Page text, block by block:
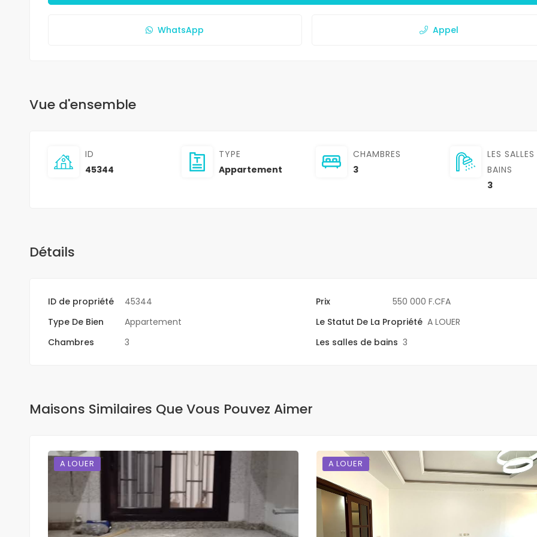
WhatsApp Appel
Vue d'ensemble
ID
45344
TYPE
Appartement
CHAMBRES
3
LES
BAINS
3
Détails
ID de propriété 45344 Prix
550 000 F.CFA
Type De Bien
Appartement Le Statut De La Propriété A LOUER
Chambres
3 Les salles de bains 3
Maisons Similaires Que Vous Pouvez Aimer
A LOUER A LOUER